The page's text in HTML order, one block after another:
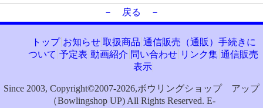
－ 戻る －
トップ お知らせ 取扱商品 通信販売（通販）手続きに
ついて 予定表 動画紹介 問い合わせ リンク集 通信販売
表示
Since 2003, Copyright©2007-2026,ボウリングショップ アップ
（Bowlingshop UP) All Rights Reserved. E-